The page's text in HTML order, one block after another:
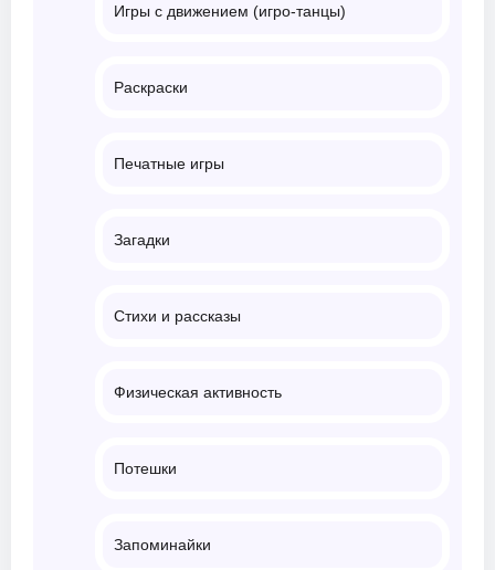
Игры с движением (игро-танцы)
Раскраски
Печатные игры
Загадки
Стихи и рассказы
Физическая активность
Потешки
Запоминайки